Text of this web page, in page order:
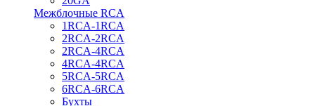
Межблочные RCA
1RCA-1RCA
2RCA-2RCA
2RCA-4RCA
4RCA-4RCA
5RCA-5RCA
6RCA-6RCA
Бухты